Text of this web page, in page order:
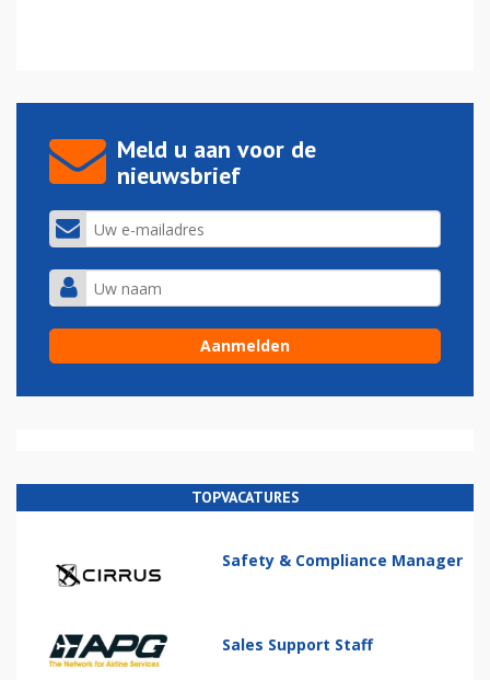
Meld u aan voor de
nieuwsbrief
TOPVACATURES
Safety & Compliance Manager
Sales Support Staff